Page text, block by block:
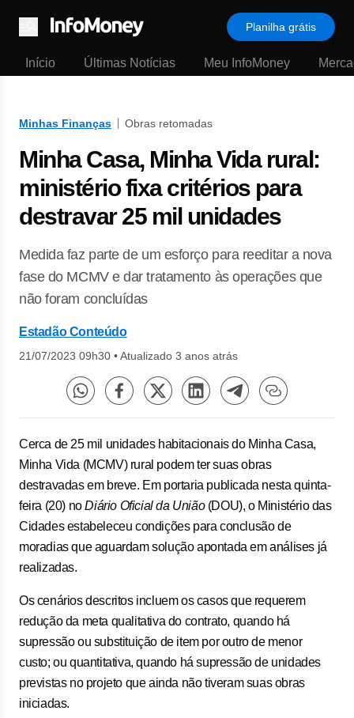
Menu
Planilha grátis
Início Últimas Notícias Meu InfoMoney
Minhas Finanças Obras retomadas
Minha Casa, Minha Vida rural:
ministério fixa critérios para
destravar 25 mil unidades
Medida faz parte de um esforço para reeditar a nova
fase do MCMV e dar tratamento às operações que
não foram concluídas
Estadão Conteúdo
21/07/2023 09h30 •Atualizado 3 anos atrás
Cerca de 25 mil unidades habitacionais do Minha Casa,
Minha Vida (MCMV) rural podem ter suas obras
destravadas em breve. Em portaria publicada nesta quinta-
feira (20) noDiário Oficial da União(DOU), o Ministério das
Cidades estabeleceu condições para conclusão de
moradias que aguardam solução apontada em análises já
realizadas.
Os cenários descritos incluem os casos que requerem
redução da meta qualitativa do contrato, quando há
supressão ou substituição de item por outro de menor
custo; ou quantitativa, quando há supressão de unidades
previstas no projeto que ainda não tiveram suas obras
iniciadas.